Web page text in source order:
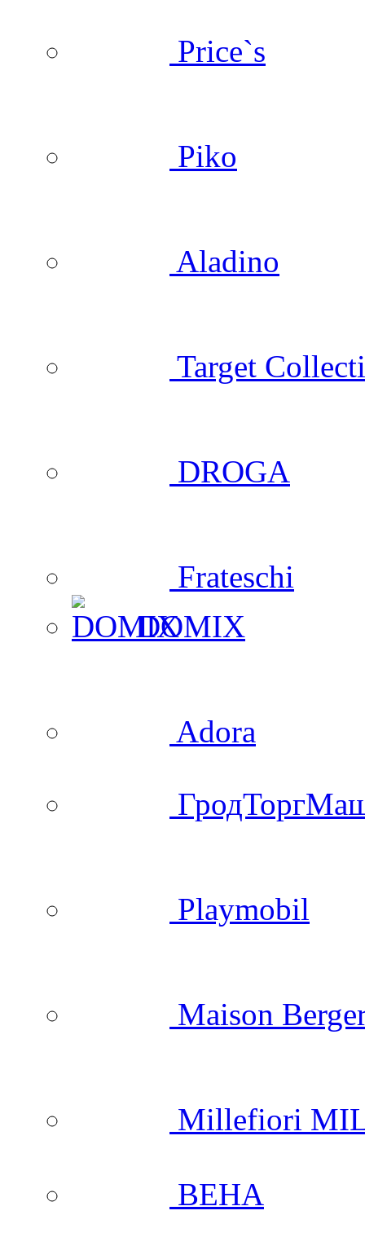
Price`s
Piko
Aladino
Target
DROGA
Frateschi
DOMIX
Adora
Playmobil
Maison
Millefiori
BEHA